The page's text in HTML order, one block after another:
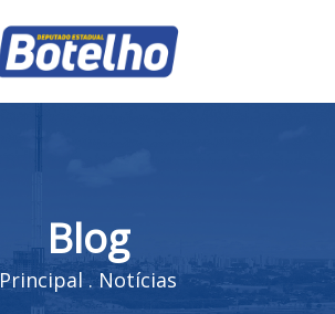
Blog
Principal. Notícias